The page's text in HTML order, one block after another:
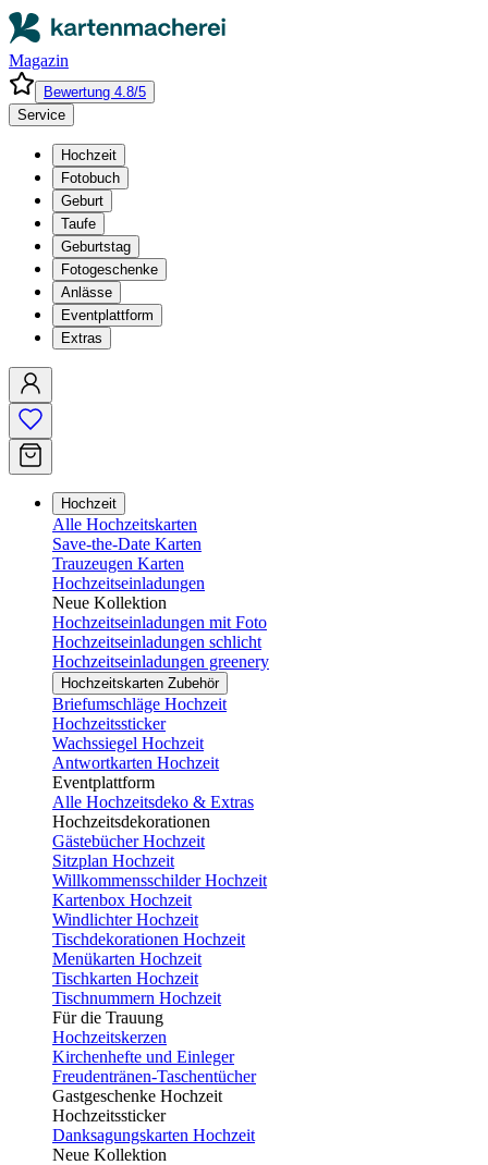
Magazin
Bewertung 4.8/5
Service
Hochzeit
Fotobuch
Geburt
Taufe
Geburtstag
Fotogeschenke
Anlässe
Eventplattform
Extras
Hochzeit
Alle Hochzeitskarten
Save-the-Date Karten
Trauzeugen Karten
Hochzeitseinladungen
Neue Kollektion
Hochzeitseinladungen mit Foto
Hochzeitseinladungen schlicht
Hochzeitseinladungen greenery
Hochzeitskarten Zubehör
Briefumschläge Hochzeit
Hochzeitssticker
Wachssiegel Hochzeit
Antwortkarten Hochzeit
Eventplattform
Alle Hochzeitsdeko & Extras
Hochzeitsdekorationen
Gästebücher Hochzeit
Sitzplan Hochzeit
Willkommensschilder Hochzeit
Kartenbox Hochzeit
Windlichter Hochzeit
Tischdekorationen Hochzeit
Menükarten Hochzeit
Tischkarten Hochzeit
Tischnummern Hochzeit
Für die Trauung
Hochzeitskerzen
Kirchenhefte und Einleger
Freudentränen-Taschentücher
Gastgeschenke Hochzeit
Hochzeitssticker
Danksagungskarten Hochzeit
Neue Kollektion